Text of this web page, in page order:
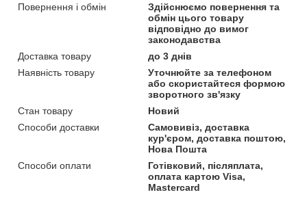
Повернення і обмін
Здійснюємо повернення та
обмін цього товару
відповідно до вимог
законодавства
Доставка товару
до 3 днів
Наявність товару
Уточнюйте за телефоном
або скористайтеся формою
зворотного зв'язку
Стан товару
Новий
Способи доставки
Самовивіз, доставка
кур'єром, доставка поштою,
Нова Пошта
Способи оплати
Готівковий, післяплата,
оплата картою Visa,
Mastercard